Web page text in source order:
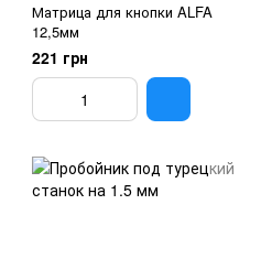
Матрица для кнопки ALFA
12,5мм
221 грн